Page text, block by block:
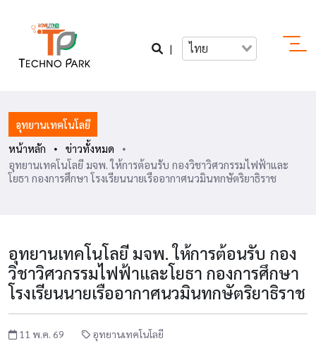
| ไทย
อุทยานเทคโนโลยี
หน้าหลัก
ข่าวทั้งหมด
อุทยานเทคโนโลยี มจพ. ให้การต้อนรับ กองวิชาวิศวกรรมไฟฟ้าและ
โยธา กองการศึกษา โรงเรียนนายเรืออากาศนวมินทกษัตริยาธิราช
อุทยานเทคโนโลยี มจพ. ให้การต้อนรับ กอง
วิชาวิศวกรรมไฟฟ้าและโยธา กองการศึกษา
โรงเรียนนายเรืออากาศนวมินทกษัตริยาธิราช
11 พ.ค. 69 อุทยานเทคโนโลยี